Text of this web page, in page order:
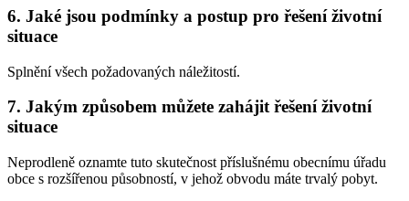
6. Jaké jsou podmínky a postup pro řešení životní
situace
Splnění všech požadovaných náležitostí.
7. Jakým způsobem můžete zahájit řešení životní
situace
Neprodleně oznamte tuto skutečnost příslušnému obecnímu úřadu
obce s rozšířenou působností, v jehož obvodu máte trvalý pobyt.